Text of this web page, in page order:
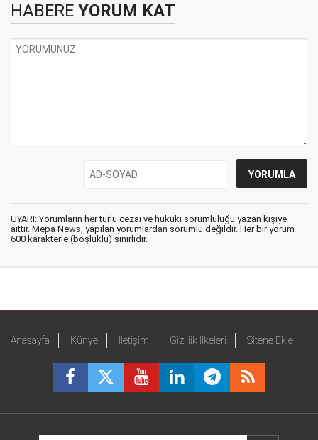
HABERE YORUM KAT
UYARI: Yorumların her türlü cezai ve hukuki sorumluluğu yazan kişiye
aittir. Mepa News, yapılan yorumlardan sorumlu değildir. Her bir yorum
600 karakterle (boşluklu) sınırlıdır.
Anasayfa Künye İletişim Gizlilik İlkeleri Sitene Ekle